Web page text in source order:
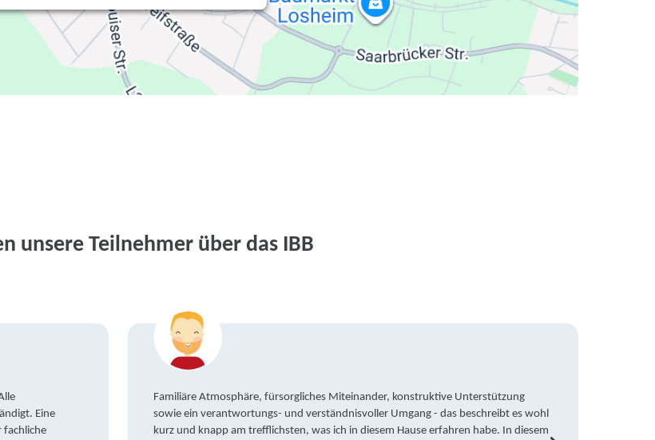
unsere Teilnehmer über das IBB
Eine
fachliche
Familiäre Atmosphäre, fürsorgliches Miteinander, konstruktive Unterstützung
sowie ein verantwortungs- und verständnisvoller Umgang - das beschreibt es wohl
kurz und knapp am trefflichsten, was ich in diesem Hause erfahren habe. In diesem